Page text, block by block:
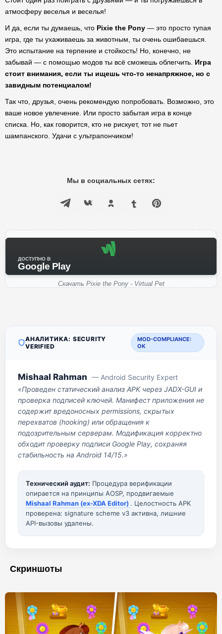
атмосферу веселья и веселья!
И да, если ты думаешь, что Pixie the Pony — это просто тупая
игра, где ты ухаживаешь за животным, ты очень ошибаешься.
Это испытание на терпение и стойкость! Но, конечно, не
забывай — с помощью модов ты всё сможешь облегчить. Игра
стоит внимания, если ты ищешь что-то ненапряжное, но с
завидным потенциалом!
Так что, друзья, очень рекомендую попробовать. Возможно, это
ваше новое увлечение. Или просто забытая игра в конце
списка. Но, как говорится, кто не рискует, тот не пьет
шампанского. Удачи с ультрапончиком!
Мы в социальных сетях:
ДОСТУПНО В
Google Play
Скачать Pixie the Pony - Virtual Pet
АНАЛИТИКА: SECURITY
VERIFIED
MOD-COMPLIANCE:
OK
Mishaal Rahman — Android Security Expert
«Проведен статический анализ APK через JADX-GUI и
проверка подписей ключей. Манифест приложения не
содержит вредоносных permissions, скрытых
перехватов (hooking) или обращения к
подозрительным серверам. Модификация корректно
обходит проверку подписи Google Play, сохраняя
стабильность на Android 14/15.»
Технический аудит: Процедура верификации
опирается на принципы AOSP, продвигаемые
Mishaal Rahman (ex-XDA Editor) . Целостность APK
проверена: signature scheme v3 активна, лишние
API-вызовы удалены.
Скриншоты